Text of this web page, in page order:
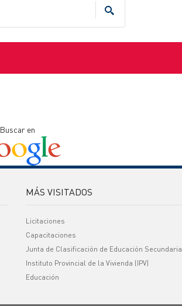
Buscar en
MÁS VISITADOS
Licitaciones
Capacitaciones
Junta de Clasificación de Educación Secundaria
Instituto Provincial de la Vivienda (IPV)
Educación